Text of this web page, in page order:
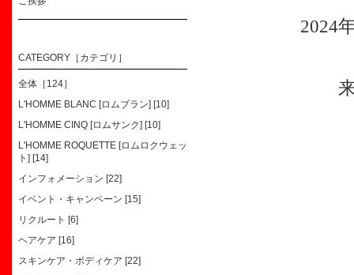
2024
CATEGORY［カテゴリ］
全体［124］
L'HOMME BLANC [ロムブラン] [10]
L'HOMME CINQ [ロムサンク] [10]
L'HOMME ROQUETTE [ロムロクウェッ
ト] [14]
インフォメーション [22]
イベント・キャンペーン [15]
リクルート [6]
ヘアケア [16]
スキンケア・ボディケア [22]